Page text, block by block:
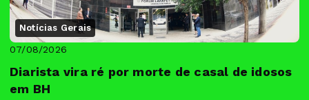
Notícias Gerais
07/08/2026
Diarista vira ré por morte de casal de idosos
em BH